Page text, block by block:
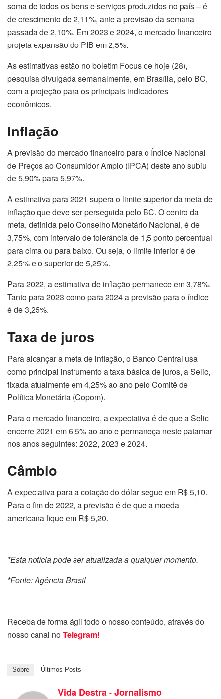
soma de todos os bens e serviços produzidos no país – é
de crescimento de 2,11%, ante a previsão da semana
passada de 2,10%. Em 2023 e 2024, o mercado financeiro
projeta expansão do PIB em 2,5%.
As estimativas estão no boletim Focus de hoje (28),
pesquisa divulgada semanalmente, em Brasília, pelo BC,
com a projeção para os principais indicadores
econômicos.
Inflação
A previsão do mercado financeiro para o Índice Nacional
de Preços ao Consumidor Amplo (IPCA) deste ano subiu
de 5,90% para 5,97%.
A estimativa para 2021 supera o limite superior da meta de
inflação que deve ser perseguida pelo BC. O centro da
meta, definida pelo Conselho Monetário Nacional, é de
3,75%, com intervalo de tolerância de 1,5 ponto percentual
para cima ou para baixo. Ou seja, o limite inferior é de
2,25% e o superior de 5,25%.
Para 2022, a estimativa de inflação permanece em 3,78%.
Tanto para 2023 como para 2024 a previsão para o índice
é de 3,25%.
Taxa de juros
Para alcançar a meta de inflação, o Banco Central usa
como principal instrumento a taxa básica de juros, a Selic,
fixada atualmente em 4,25% ao ano pelo Comitê de
Política Monetária (Copom).
Para o mercado financeiro, a expectativa é de que a Selic
encerre 2021 em 6,5% ao ano e permaneça neste patamar
nos anos seguintes: 2022, 2023 e 2024.
Câmbio
A expectativa para a cotação do dólar segue em R$ 5,10.
Para o fim de 2022, a previsão é de que a moeda
americana fique em R$ 5,20.
*Esta notícia pode ser atualizada a qualquer momento.
*Fonte: Agência Brasil
Receba de forma ágil todo o nosso conteúdo, através do
nosso canal noTelegram!
Sobre Últimos Posts
Vida Destra - Jornalismo